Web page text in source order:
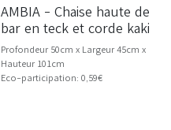
NOUVEAU
AMBIA - Chaise haute de
bar en teck et corde kaki
Profondeur 50cm x Largeur 45cm x
Hauteur 101cm
Eco-participation: 0,59€